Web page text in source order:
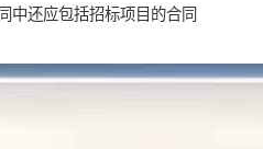
中还应包括招标项目的合同